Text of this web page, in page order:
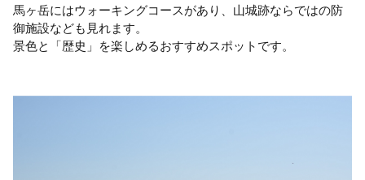
馬ヶ岳にはウォーキングコースがあり、山城跡ならではの防
御施設なども見れます。
景色と「歴史」を楽しめるおすすめスポットです。